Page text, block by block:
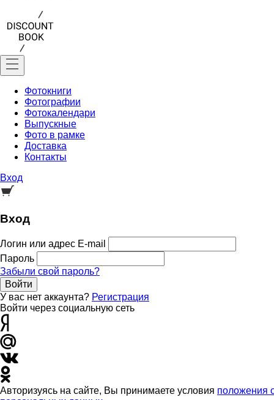
Фотокниги
Фотографии
Фотокалендари
Выпускные
Фото в рамке
Доставка
Контакты
Вход
Вход
Логин или адрес E-mail
Пароль
Забыли свой пароль?
Войти
У вас нет аккаунта? Регистрация
Войти через социальную сеть
Авторизуясь на сайте, Вы принимаете условия положения